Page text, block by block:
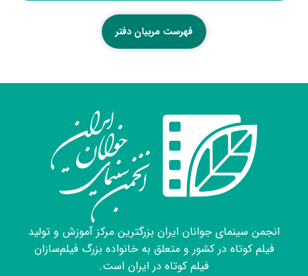
فهرست مربیان دفتر
انجمن سینمای جوانان ایران بزرگترین مرکز آموزش و تولید
فیلم کوتاه در کشور و متعلق به خانواده بزرگ فیلم‌سازان
فیلم کوتاه در ایران است.